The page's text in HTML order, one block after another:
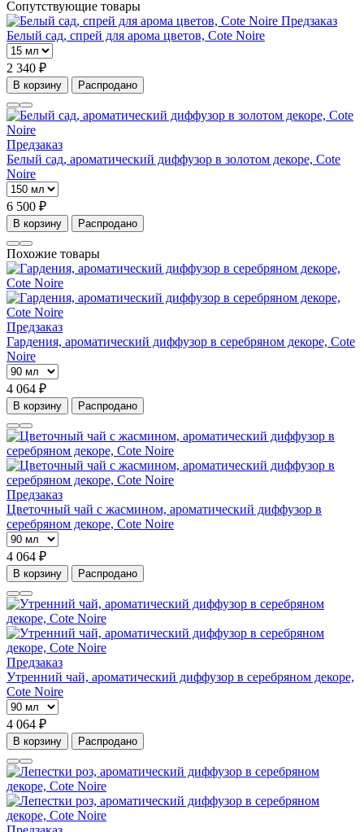
Сопутствующие товары
Предзаказ
Белый сад, спрей для арома цветов, Cote Noire
2 340 ₽
В корзину Распродано
Предзаказ
Белый сад, ароматический диффузор в золотом декоре, Cote
Noire
6 500 ₽
В корзину Распродано
Похожие товары
Предзаказ
Гардения, ароматический диффузор в серебряном декоре, Cote
Noire
4 064 ₽
В корзину Распродано
Предзаказ
Цветочный чай с жасмином, ароматический диффузор в
серебряном декоре, Cote Noire
4 064 ₽
В корзину Распродано
Предзаказ
Утренний чай, ароматический диффузор в серебряном декоре,
Cote Noire
4 064 ₽
В корзину Распродано